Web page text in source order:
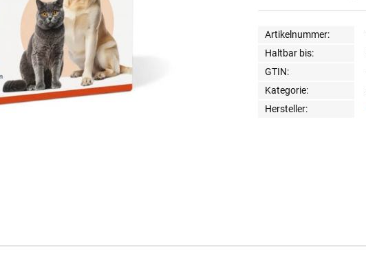
Artikelnummer:
Haltbar bis:
GTIN:
Kategorie:
Hersteller: